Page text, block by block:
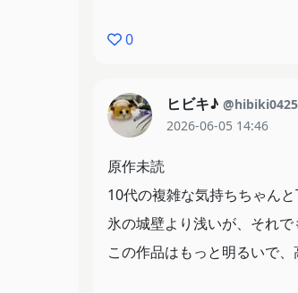
2026/04/08 22:30
だから良い意味でジャンプ
この作品は付き合ってから
した展開が少なく、ちゃんと
勿論、このどぎまぎ、ジリジ
それが良いのだから。
そしてその役目は主人公カ
ヘアピンをたくさん付けち
0
ヒビキ♪ @hibiki0425
2026-06-05 14:46
原作未読
10代の複雑な気持ちちゃん
氷の城壁より浅いが、それで
この作品はもっと明るいで